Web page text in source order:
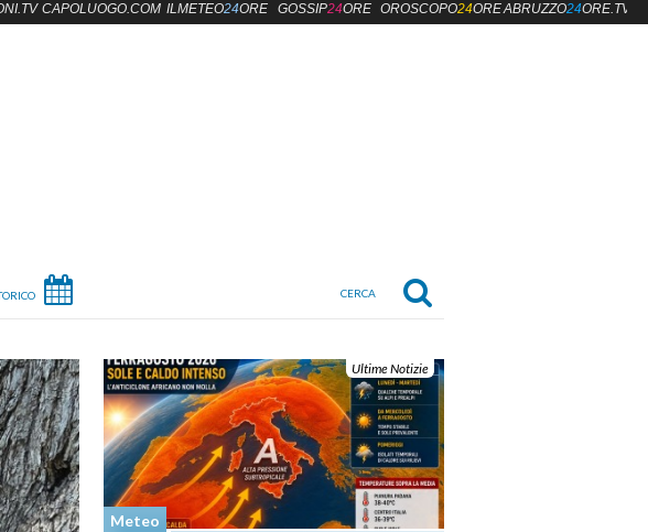
Ultime Notizie
Meteo
CAPOLUOGO.COM ILMETEO24ORE GOSSIP24ORE OROSCOPO24OREABRUZZO24ORE.TV